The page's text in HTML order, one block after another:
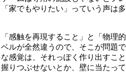
家でもやりたい」っていう声は多
感触を再現すること」と「物理的
ルが全然違うので、そこが問題で
感覚は、それっぽく作り出すこと
りつぶせないとか、壁に当たって